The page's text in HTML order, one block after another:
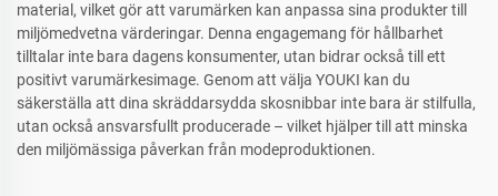
material, vilket gör att varumärken kan anpassa sina produkter till
miljömedvetna värderingar. Denna engagemang för hållbarhet
tilltalar inte bara dagens konsumenter, utan bidrar också till ett
positivt varumärkesimage. Genom att välja YOUKI kan du
säkerställa att dina skräddarsydda skosnibbar inte bara är stilfulla,
utan också ansvarsfullt producerade – vilket hjälper till att minska
den miljömässiga påverkan från modeproduktionen.